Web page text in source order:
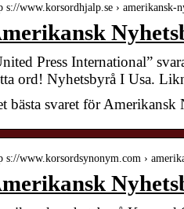
s://www.korsordhjalp.se › amerikansk-
Press International”
ord! Nyhetsbyrå I Usa.
bästa svaret för
s://www.korsordsynonym.com ›